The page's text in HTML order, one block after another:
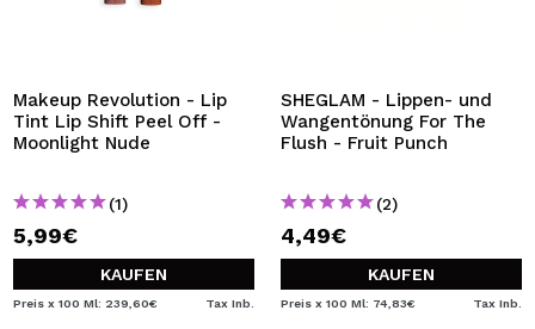
Makeup Revolution - Lip
Tint Lip Shift Peel Off -
Moonlight Nude
(1)
5,99€
KAUFEN
Preis x 100 Ml: 239,60€ Tax Inb.
SHEGLAM - Lippen- und
Wangentönung For The
Flush - Fruit Punch
(2)
4,49€
KAUFEN
Preis x 100 Ml: 74,83€ Tax Inb.